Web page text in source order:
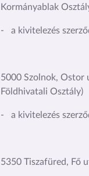
Kormányablak
- a kivitelezés
5000 Szolnok, Ostor
Földhivatali Osztály)
- a kivitelezés
5350 Tiszafüred, Fő